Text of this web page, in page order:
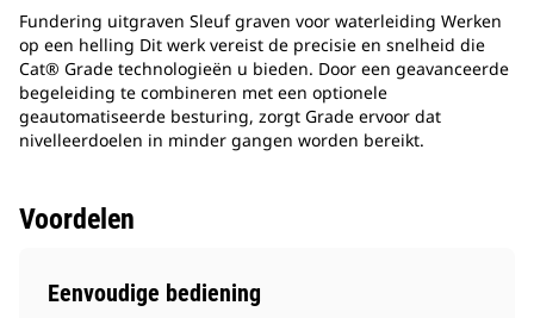
Fundering uitgraven Sleuf graven voor waterleiding Werken
op een helling Dit werk vereist de precisie en snelheid die
Cat® Grade technologieën u bieden. Door een geavanceerde
begeleiding te combineren met een optionele
geautomatiseerde besturing, zorgt Grade ervoor dat
nivelleerdoelen in minder gangen worden bereikt.
Voordelen
Eenvoudige bediening